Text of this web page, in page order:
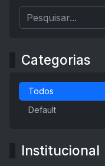
Categorias
Todos
Default
Institucional